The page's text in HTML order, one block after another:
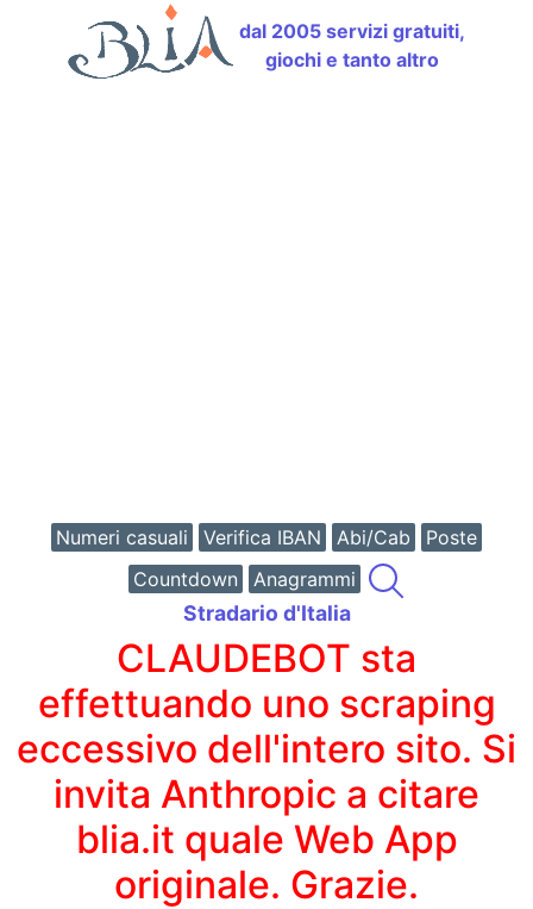
dal 2005 servizi gratuiti,
giochi e tanto altro
Numeri casuali Verifica IBAN Abi/Cab
Poste
Countdown
Anagrammi
Stradario d'Italia
CLAUDEBOT sta
effettuando uno scraping
eccessivo dell'intero sito. Si
invita Anthropic a citare
blia.it quale Web App
originale. Grazie.